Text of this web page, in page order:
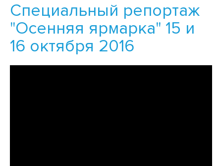
Специальный репортаж
"Осенняя ярмарка" 15 и
16 октября 2016